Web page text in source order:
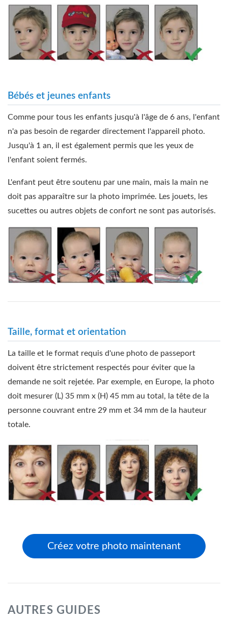
Bébés et jeunes enfants
Comme pour tous les enfants jusqu'à l'âge de 6 ans, l'enfant
n'a pas besoin de regarder directement l'appareil photo.
Jusqu'à 1 an, il est également permis que les yeux de
l'enfant soient fermés.
L'enfant peut être soutenu par une main, mais la main ne
doit pas apparaître sur la photo imprimée. Les jouets, les
sucettes ou autres objets de confort ne sont pas autorisés.
Taille, format et orientation
La taille et le format requis d'une photo de passeport
doivent être strictement respectés pour éviter que la
demande ne soit rejetée. Par exemple, en Europe, la photo
doit mesurer (L) 35 mm x (H) 45 mm au total, la tête de la
personne couvrant entre 29 mm et 34 mm de la hauteur
totale.
Créez votre photo maintenant
AUTRES GUIDES